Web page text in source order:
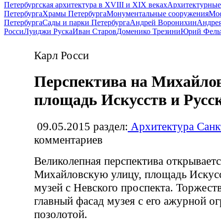
Петербургская архитектура в XVIII и XIX веках
ПетербургаХрамы ПетербургаМонументальные сооружения
ПетербургаСады и парки ПетербургаАндрей Воронихин
РоссиЛуиджи РускаИван СтаровДоменико ТрезиниЮрий
Карл Росси
Перспектива на
площадь Искусств и
09.05.2015 раздел: Архитектура
комментариев
Великолепная перспектива
Михайловскую улицу, площадь
музей с Невского проспекта.
главный фасад музея с его ажурной
позолотой.